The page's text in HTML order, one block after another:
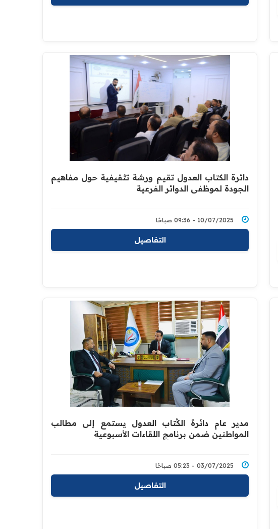
دائرة الكتاب العدول تقيم ورشة تثقيفية حول مفاهيم
الجودة لموظفي الدوائر الفرعية
10/07/2025 - 09:36 صباحًا
التفاصيل
مدير عام دائرة الكُتاب العدول يستمع إلى مطالب
المواطنين ضمن برنامج اللقاءات الأسبوعية
03/07/2025 - 05:23 صباحًا
التفاصيل